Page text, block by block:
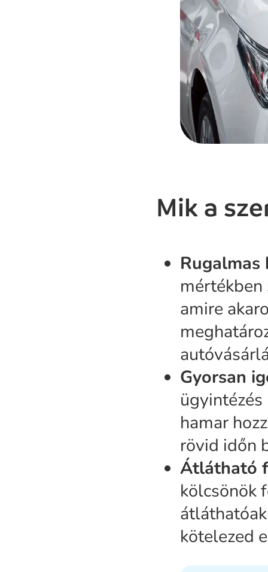
Mik a
Rugalmas
mértékben
amire
Gyorsan
hamar
rövid időn
Átlátható
kölcsönök
kötelezed